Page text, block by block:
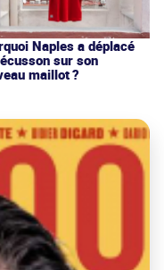
Naples a déplacé
sur son
maillot ?